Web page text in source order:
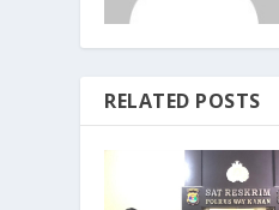
RELATED POSTS